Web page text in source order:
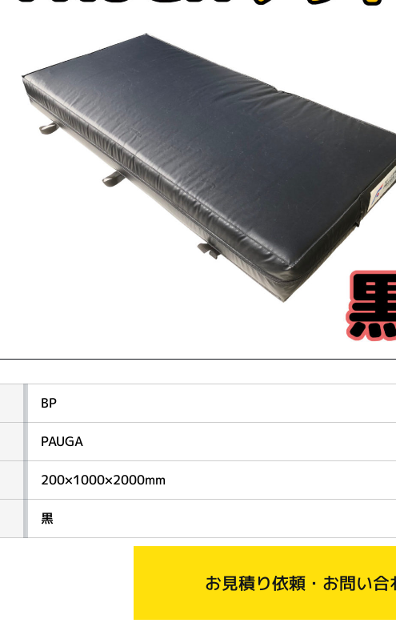
BP
PAUGA
200×1000×2000mm
黒
お見積り依頼・お問い合